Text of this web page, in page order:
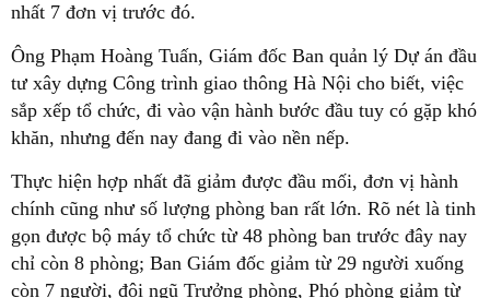
nhất 7 đơn vị trước đó.
Ông Phạm Hoàng Tuấn, Giám đốc Ban quản lý Dự án đầu
tư xây dựng Công trình giao thông Hà Nội cho biết, việc
sắp xếp tổ chức, đi vào vận hành bước đầu tuy có gặp khó
khăn, nhưng đến nay đang đi vào nền nếp.
Thực hiện hợp nhất đã giảm được đầu mối, đơn vị hành
chính cũng như số lượng phòng ban rất lớn. Rõ nét là tinh
gọn được bộ máy tổ chức từ 48 phòng ban trước đây nay
chỉ còn 8 phòng; Ban Giám đốc giảm từ 29 người xuống
còn 7 người, đội ngũ Trưởng phòng, Phó phòng giảm từ